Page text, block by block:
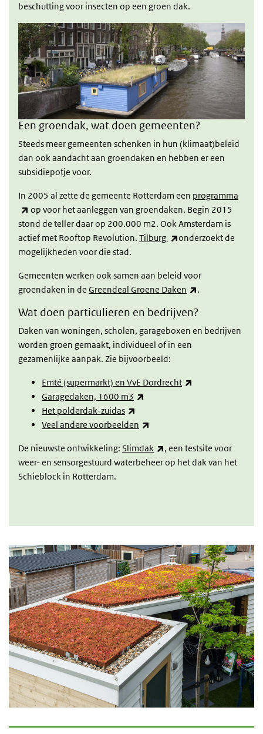
beschutting voor insecten op een groen dak.
Een groendak, wat doen gemeenten?
Steeds meer gemeenten schenken in hun (klimaat)beleid
dan ook aandacht aan groendaken en hebben er een
subsidiepotje voor.
In 2005 al zette de gemeente Rotterdam een programma
(externe link)
op voor het aanleggen van groendaken. Begin 2015
stond de teller daar op 200.000 m2. Ook Amsterdam is
actief met Rooftop Revolution. Tilburg (externe link)
onderzoekt de
mogelijkheden voor die stad.
Gemeenten werken ook samen aan beleid voor
groendaken in de Greendeal Groene Daken (externe link)
.
Wat doen particulieren en bedrijven?
Daken van woningen, scholen, garageboxen en bedrijven
worden groen gemaakt, individueel of in een
gezamenlijke aanpak. Zie bijvoorbeeld:
Emté (supermarkt) en VvE Dordrecht
Garagedaken, 1600 m3
Het polderdak-zuidas
Veel andere voorbeelden
De nieuwste ontwikkeling: Slimdak (externe link)
, een testsite voor
weer- en sensorgestuurd waterbeheer op het dak van het
Schieblock in Rotterdam.